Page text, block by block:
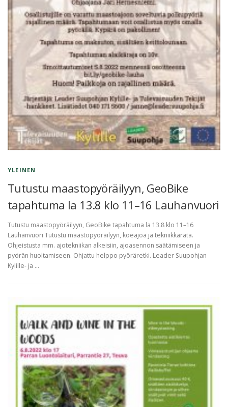
YLEINEN
Tutustu maastopyöräilyyn, GeoBike
tapahtuma la 13.8 klo 11–16 Lauhanvuori
Tutustu maastopyöräilyyn, GeoBike tapahtuma la 13.8 klo 11–16
Lauhanvuori Tutustu maastopyöräilyyn, koeajoa ja tekniikkarata.
Ohjeistusta mm. ajotekniikan alkeisiin, ajoasennon säätämiseen ja
pyörän huoltamiseen. Ohjattu helppo pyöräretki. Leader Suupohjan
Kylille- ja …